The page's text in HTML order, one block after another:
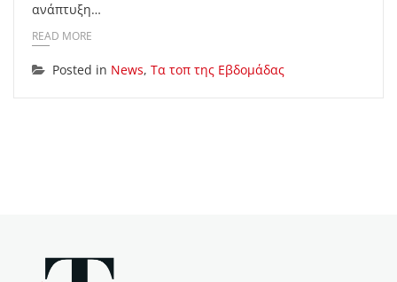
ανάπτυξη…
READ MORE
Posted in News, Τα τοπ της Εβδομάδας